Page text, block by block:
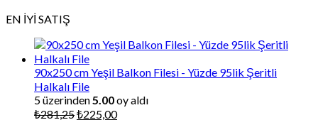
EN İYİ SATIŞ
90x250 cm Yeşil Balkon Filesi - Yüzde 95lik Şeritli
Halkalı File
5 üzerinden 5.00oy aldı
₺281,25Orijinal
₺225,00Şu